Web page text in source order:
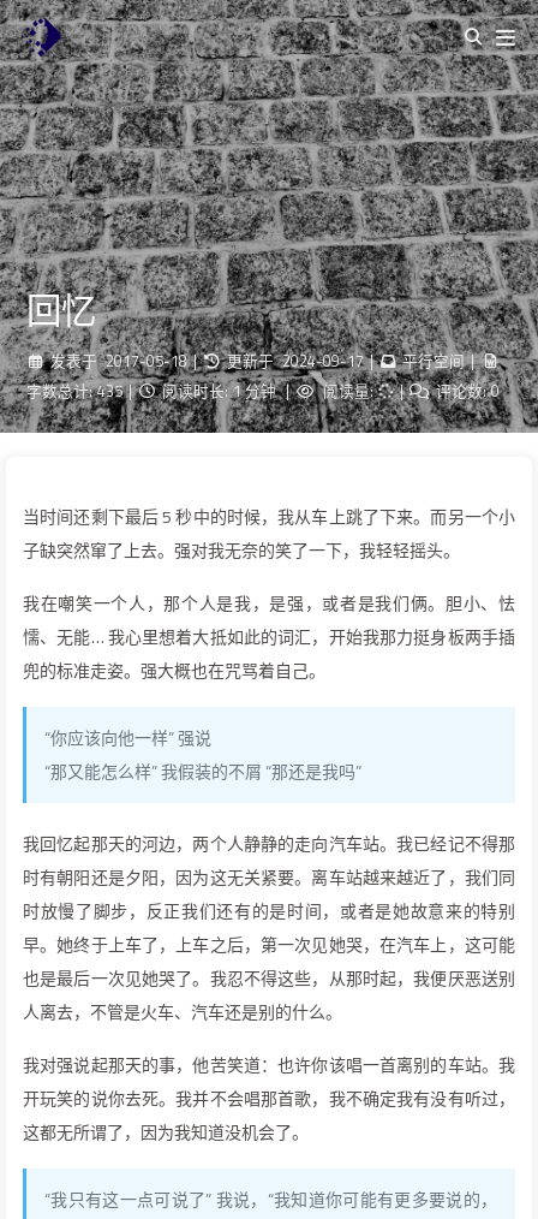
回忆
发表于 2017-05-18 | 更新于 2024-09-17 | 平行空间 |
字数总计: 435 | 阅读时长: 1 分钟 | 阅读量: | 评论数: 0
当时间还剩下最后 5 秒中的时候，我从车上跳了下来。而另一个小
子缺突然窜了上去。强对我无奈的笑了一下，我轻轻摇头。
我在嘲笑一个人，那个人是我，是强，或者是我们俩。胆小、怯
懦、无能… 我心里想着大抵如此的词汇，开始我那力挺身板两手插
兜的标准走姿。强大概也在咒骂着自己。
“你应该向他一样” 强说
“那又能怎么样” 我假装的不屑 “那还是我吗”
我回忆起那天的河边，两个人静静的走向汽车站。我已经记不得那
时有朝阳还是夕阳，因为这无关紧要。离车站越来越近了，我们同
时放慢了脚步，反正我们还有的是时间，或者是她故意来的特别
早。她终于上车了，上车之后，第一次见她哭，在汽车上，这可能
也是最后一次见她哭了。我忍不得这些，从那时起，我便厌恶送别
人离去，不管是火车、汽车还是别的什么。
我对强说起那天的事，他苦笑道：也许你该唱一首离别的车站。我
开玩笑的说你去死。我并不会唱那首歌，我不确定我有没有听过，
这都无所谓了，因为我知道没机会了。
“我只有这一点可说了” 我说，“我知道你可能有更多要说的，